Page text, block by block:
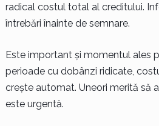
radical costul total al creditului.
întrebări înainte de semnare.
Este important și momentul ales
perioade cu dobânzi ridicate,
crește automat. Uneori merită să
este urgentă.